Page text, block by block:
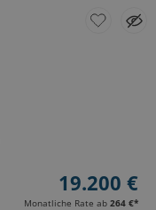
19.200 €
Monatliche Rate ab 264 €*